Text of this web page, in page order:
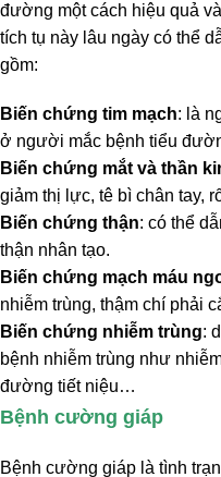
đường một cách hiệu quả
tích tụ này lâu ngày có thể
gồm:
Biến chứng tim mạch: là
ở người mắc bệnh tiểu
Biến chứng mắt và thần
giảm thị lực, tê bì chân tay,
Biến chứng thận: có thể
thận nhân tạo.
Biến chứng mạch máu
nhiễm trùng, thậm chí phải
Biến chứng nhiễm trùng:
bệnh nhiễm trùng như
đường tiết niệu…
Bệnh cường giáp
Bệnh cường giáp là tình